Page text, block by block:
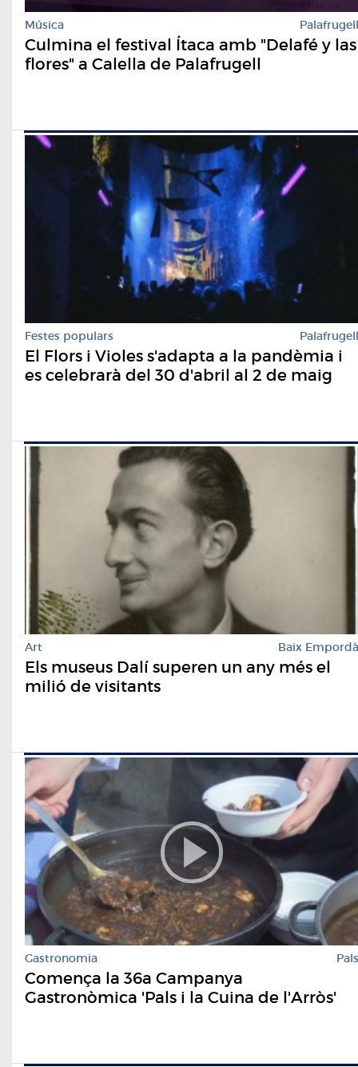
Música Palafrugell
Culmina el festival Ítaca amb "Delafé y las
flores" a Calella de Palafrugell
Festes populars Palafrugell
El Flors i Violes s'adapta a la pandèmia i
es celebrarà del 30 d'abril al 2 de maig
Art Baix Empordà
Els museus Dalí superen un any més el
milió de visitants
Gastronomia Pals
Comença la 36a Campanya
Gastronòmica 'Pals i la Cuina de l'Arròs'